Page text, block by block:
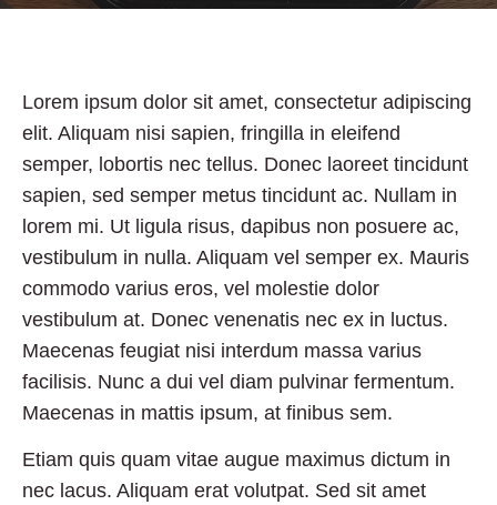
Lorem ipsum dolor sit amet, consectetur adipiscing
elit. Aliquam nisi sapien, fringilla in eleifend
semper, lobortis nec tellus. Donec laoreet tincidunt
sapien, sed semper metus tincidunt ac. Nullam in
lorem mi. Ut ligula risus, dapibus non posuere ac,
vestibulum in nulla. Aliquam vel semper ex. Mauris
commodo varius eros, vel molestie dolor
vestibulum at. Donec venenatis nec ex in luctus.
Maecenas feugiat nisi interdum massa varius
facilisis. Nunc a dui vel diam pulvinar fermentum.
Maecenas in mattis ipsum, at finibus sem.
Etiam quis quam vitae augue maximus dictum in
nec lacus. Aliquam erat volutpat. Sed sit amet